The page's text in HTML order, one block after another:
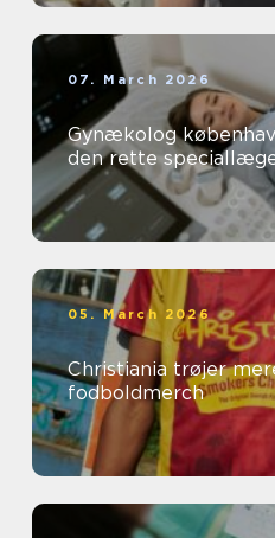
07. March 2026
Gynækolog københavn sådan
den rette
05. March 2026
Christiania trøjer mere end bare
fodboldmerch